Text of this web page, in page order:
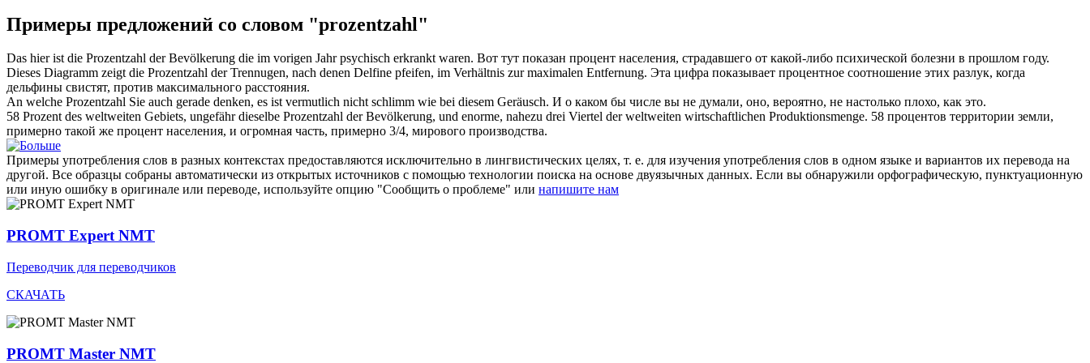
Примеры предложений со словом "prozentzahl"
Das hier ist die Prozentzahl der Bevölkerung die im vorigen Jahr psychisch erkrankt waren. Вот тут показан процент населения, страдавшего от какой-либо психической болезни в прошлом году.
Dieses Diagramm zeigt die Prozentzahl der Trennugen, nach denen Delfine pfeifen, im Verhältnis zur maximalen Entfernung. Эта цифра показывает процентное соотношение этих разлук, когда
дельфины свистят, против максимального расстояния.
An welche Prozentzahl Sie auch gerade denken, es ist vermutlich nicht schlimm wie bei diesem Geräusch. И о каком бы числе вы не думали, оно, вероятно, не настолько плохо, как это.
58 Prozent des weltweiten Gebiets, ungefähr dieselbe Prozentzahl der Bevölkerung, und enorme, nahezu drei Viertel der weltweiten wirtschaftlichen Produktionsmenge. 58 процентов территории земли,
примерно такой же процент населения, и огромная часть, примерно 3/4, мирового производства.
Примеры употребления слов в разных контекстах предоставляются исключительно в лингвистических целях, т. е. для изучения употребления слов в одном языке и вариантов их перевода на
другой. Все образцы собраны автоматически из открытых источников с помощью технологии поиска на основе двуязычных данных. Если вы обнаружили орфографическую, пунктуационную
или иную ошибку в оригинале или переводе, используйте опцию "Сообщить о проблеме" или напишите нам
PROMT Expert NMT
Переводчик для переводчиков
СКАЧАТЬ
PROMT Master NMT